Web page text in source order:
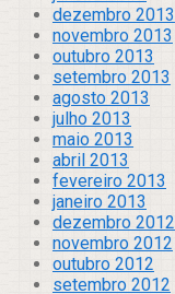
dezembro 2013
novembro 2013
outubro 2013
setembro 2013
agosto 2013
julho 2013
maio 2013
abril 2013
fevereiro 2013
janeiro 2013
dezembro 2012
novembro 2012
outubro 2012
setembro 2012